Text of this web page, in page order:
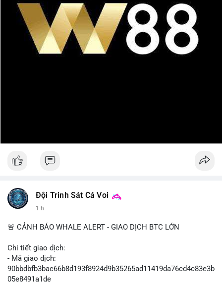
Đội Trinh Sát Cá Voi
1 h
🚨 CẢNH BÁO WHALE ALERT - GIAO DỊCH BTC LỚN
Chi tiết giao dịch:
- Mã giao dịch:
90bbdbfb3bac66b8d193f8924d9b35265ad11419da76cd4c83e3b
05e8491a1de